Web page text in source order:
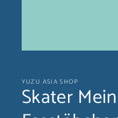
Modal
öffnen
YUZU ASIA SHOP
Skater